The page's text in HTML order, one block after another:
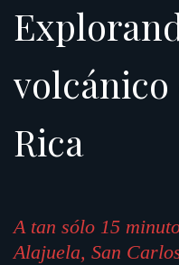
volcánico
Rica
A tan sólo 15
Alajuela, San